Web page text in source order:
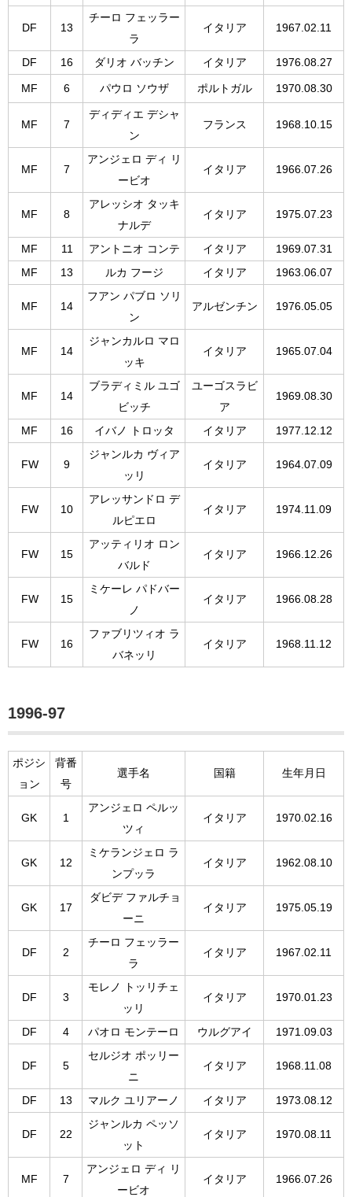
DF 13
チーロ フェッラー
ラ
イタリア 1967.02.11
DF 16 ダリオ バッチン イタリア 1976.08.27
MF 6 パウロ ソウザ ポルトガル 1970.08.30
MF 7
ディディエ デシャ
ン
フランス 1968.10.15
MF 7
アンジェロ ディ リ
ービオ
イタリア 1966.07.26
MF 8
アレッシオ タッキ
ナルデ
イタリア 1975.07.23
MF 11 アントニオ コンテ イタリア
1969.07.31
MF
13 ルカ フージ イタリア 1963.06.07
MF 14
フアン パブロ ソリ
ン
アルゼンチン 1976.05.05
MF 14
ジャンカルロ マロ
ッキ
イタリア 1965.07.04
MF 14
ブラディミル ユゴ
ビッチ
ユーゴスラビ
ア
1969.08.30
MF 16 イバノ トロッタ イタリア 1977.12.12
FW 9
ジャンルカ ヴィア
ッリ
イタリア 1964.07.09
FW 10
アレッサンドロ デ
ルピエロ
イタリア 1974.11.09
FW 15
アッティリオ ロン
バルド
イタリア 1966.12.26
FW 15
ミケーレ パドバー
ノ
イタリア 1966.08.28
FW 16
ファブリツィオ ラ
バネッリ
イタリア 1968.11.12
1996-97
ポジシ
ョン
背番
号
選手名 国籍 生年月日
GK 1
アンジェロ ペルッ
ツィ
イタリア 1970.02.16
GK 12
ミケランジェロ ラ
ンプッラ
イタリア 1962.08.10
GK 17
ダビデ ファルチョ
ーニ
イタリア 1975.05.19
DF 2
チーロ フェッラー
ラ
イタリア 1967.02.11
DF 3
モレノ トッリチェ
ッリ
イタリア 1970.01.23
DF 4 パオロ モンテーロ ウルグアイ 1971.09.03
DF 5
セルジオ ポッリー
ニ
イタリア 1968.11.08
DF 13 マルク ユリアーノ イタリア 1973.08.12
DF 22
ジャンルカ ペッソ
ット
イタリア 1970.08.11
MF 7
アンジェロ ディ リ
ービオ
イタリア 1966.07.26